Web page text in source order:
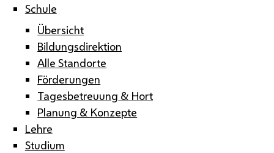
Schule
Übersicht
Bildungsdirektion
Alle Standorte
Förderungen
Tagesbetreuung & Hort
Planung & Konzepte
Lehre
Studium